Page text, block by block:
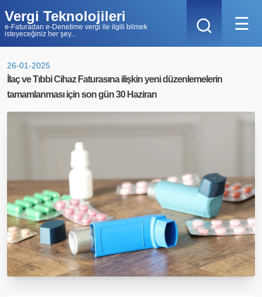
Vergi Teknolojileri
e-Faturadan e-Denetime vergi ile ilgili bilmek
isteyeceğiniz her şey...
☰
26-01-2025
İlaç ve Tıbbi Cihaz Faturasına ilişkin yeni düzenlemelerin
tamamlanması için son gün 30 Haziran